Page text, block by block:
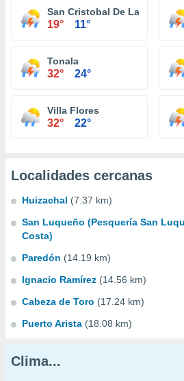
San Cristobal De Las Casas
19° 11°
Tonala
32° 24°
Villa Flores
32° 22°
Localidades cercanas
Huizachal (7.37 km)
San Luqueño (Pesquería San
Costa)
Paredón (14.19 km)
Ignacio Ramírez (14.56 km)
Cabeza de Toro (17.24 km)
Puerto Arista (18.08 km)
Clima...